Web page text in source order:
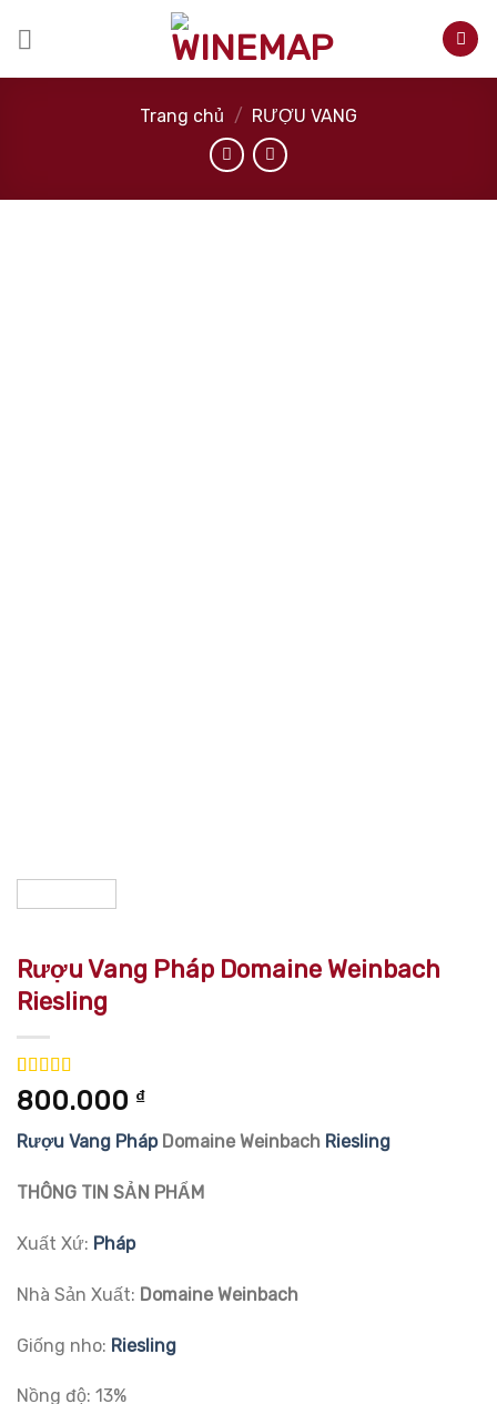
Trang chủ / RƯỢU VANG
Rượu Vang Pháp Domaine Weinbach
Riesling
5.00trên 5
dựa trên
1
800.000 ₫
Rượu Vang PhápDomaine Weinbach Riesling
THÔNG TIN SẢN PHẨM
Xuất Xứ: Pháp
Nhà Sản Xuất: Domaine Weinbach
Giống nho: Riesling
Nồng độ: 13%